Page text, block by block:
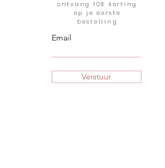
ontvang 10% korting
op je eerste
bestelling
Email
Verstuur